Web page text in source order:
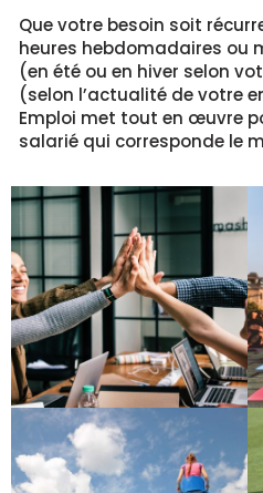
Que votre besoin soit
heures hebdomadaires ou
(en été ou en hiver selon
(selon l’actualité de votre
Emploi met tout en œuvre
salarié qui corresponde le